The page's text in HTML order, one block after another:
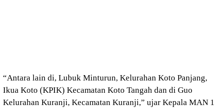
“Antara lain di, Lubuk Minturun, Kelurahan Koto Panjang,
Ikua Koto (KPIK) Kecamatan Koto Tangah dan di Guo
Kelurahan Kuranji, Kecamatan Kuranji,” ujar Kepala MAN 1